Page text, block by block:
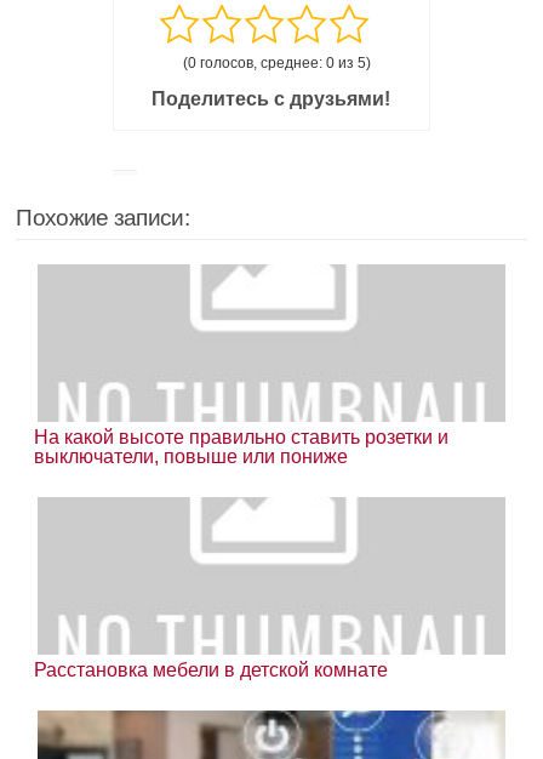
(0 голосов, среднее: 0 из 5)
Поделитесь с друзьями!
Похожие записи:
На какой высоте правильно ставить розетки и
выключатели, повыше или пониже
Расстановка мебели в детской комнате